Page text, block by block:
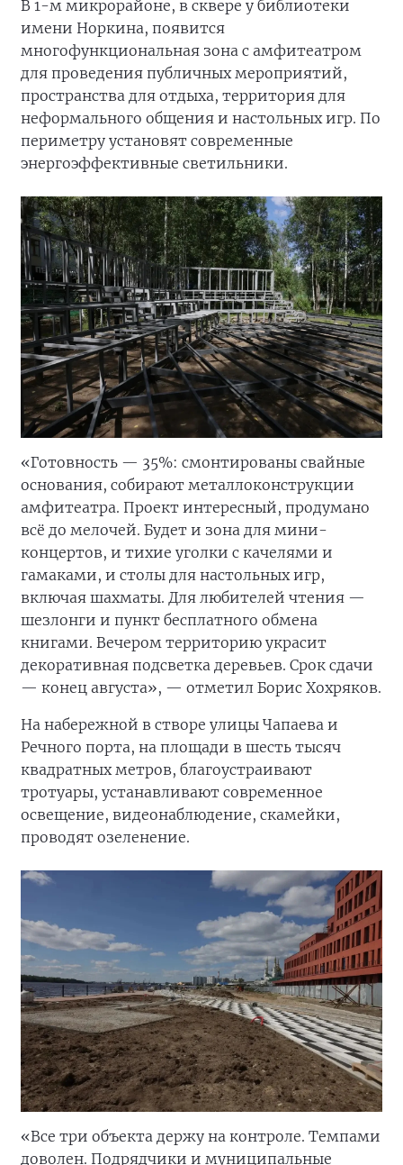
В 1-м микрорайоне, в сквере у библиотеки
имени Норкина, появится
многофункциональная зона с амфитеатром
для проведения публичных мероприятий,
пространства для отдыха, территория для
неформального общения и настольных игр. По
периметру установят современные
энергоэффективные светильники.
«Готовность — 35%: смонтированы свайные
основания, собирают металлоконструкции
амфитеатра. Проект интересный, продумано
всё до мелочей. Будет и зона для мини-
концертов, и тихие уголки с качелями и
гамаками, и столы для настольных игр,
включая шахматы. Для любителей чтения —
шезлонги и пункт бесплатного обмена
книгами. Вечером территорию украсит
декоративная подсветка деревьев. Срок сдачи
— конец августа», — отметил Борис Хохряков.
На набережной в створе улицы Чапаева и
Речного порта, на площади в шесть тысяч
квадратных метров, благоустраивают
тротуары, устанавливают современное
освещение, видеонаблюдение, скамейки,
проводят озеленение.
«Все три объекта держу на контроле. Темпами
доволен. Подрядчики и муниципальные